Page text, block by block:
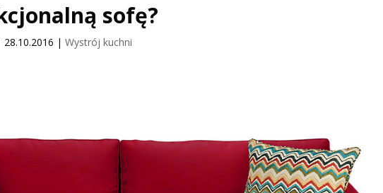
sofę?
28.10.2016 |Wystrój kuchni